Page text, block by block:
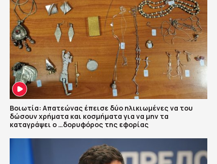
Βοιωτία: Απατεώνας έπεισε δύο ηλικιωμένες να του
δώσουν χρήματα και κοσμήματα για να μην τα
καταγράψει ο …δορυφόρος της εφορίας